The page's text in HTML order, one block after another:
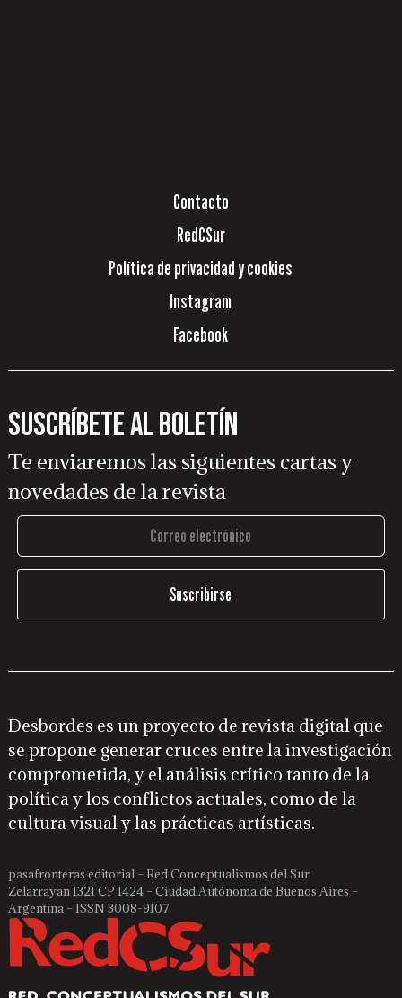
Contacto
RedCSur
Política de privacidad y cookies
Instagram
Facebook
Suscríbete al boletín
Te enviaremos las siguientes cartas y
novedades de la revista
Desbordes es un proyecto de revista digital que
se propone generar cruces entre la investigación
comprometida, y el análisis crítico tanto de la
política y los conflictos actuales, como de la
cultura visual y las prácticas artísticas.
pasafronteras editorial – Red Conceptualismos del Sur
Zelarrayan 1321 CP 1424 – Ciudad Autónoma de Buenos Aires –
Argentina – ISSN 3008-9107